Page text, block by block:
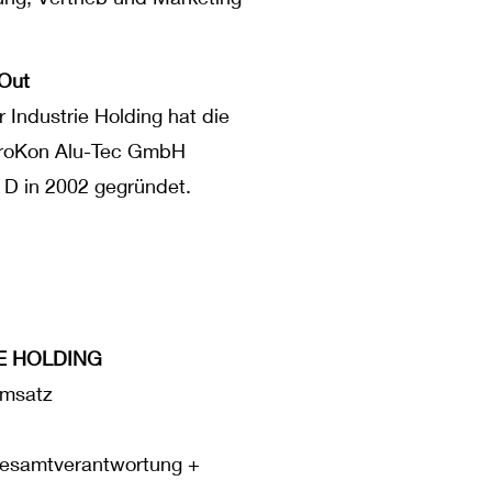
Industrie Holding hat die
Alu-Tec GmbH
in 2002 gegründet.
HOLDING
+